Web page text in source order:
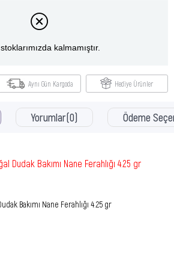
kalmamıştır.
Aynı Gün Kargoda Hediye Ürünler
Yorumlar(0) Ödeme
Dudak Bakımı Nane Ferahlığı 4.25 gr
Bakımı Nane Ferahlığı 4.25 gr